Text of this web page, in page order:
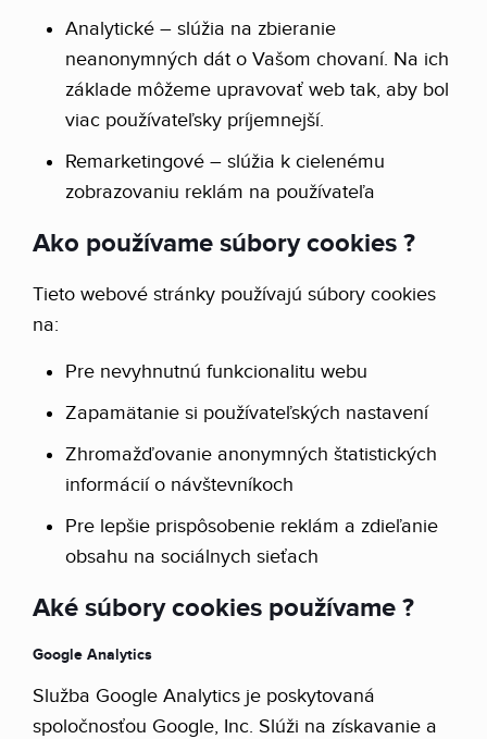
Analytické – slúžia na zbieranie
neanonymných dát o Vašom chovaní. Na ich
základe môžeme upravovať web tak, aby bol
viac používateľsky príjemnejší.
Remarketingové – slúžia k cielenému
zobrazovaniu reklám na používateľa
Ako používame súbory cookies ?
Tieto webové stránky používajú súbory cookies
na:
Pre nevyhnutnú funkcionalitu webu
Zapamätanie si používateľských nastavení
Zhromažďovanie anonymných štatistických
informácií o návštevníkoch
Pre lepšie prispôsobenie reklám a zdieľanie
obsahu na sociálnych sieťach
Aké súbory cookies používame ?
Google Analytics
Služba Google Analytics je poskytovaná
spoločnosťou Google, Inc. Slúži na získavanie a